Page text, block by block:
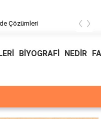
‹ ›
BİYOGRAFİ NEDİR